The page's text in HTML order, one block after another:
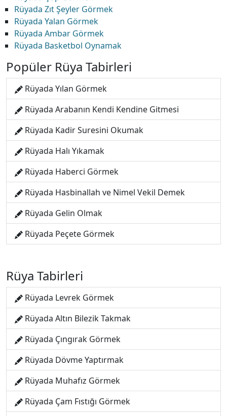
Rüyada Zıt Şeyler Görmek
Rüyada Yalan Görmek
Rüyada Ambar Görmek
Rüyada Basketbol Oynamak
Popüler Rüya Tabirleri
Rüyada Yılan Görmek
Rüyada Arabanın Kendi Kendine Gitmesi
Rüyada Kadir Suresini Okumak
Rüyada Halı Yıkamak
Rüyada Haberci Görmek
Rüyada Hasbinallah ve Nimel Vekil Demek
Rüyada Gelin Olmak
Rüyada Peçete Görmek
Rüya Tabirleri
Rüyada Levrek Görmek
Rüyada Altın Bilezik Takmak
Rüyada Çıngırak Görmek
Rüyada Dövme Yaptırmak
Rüyada Muhafız Görmek
Rüyada Çam Fıstığı Görmek